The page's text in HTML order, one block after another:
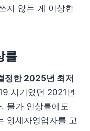
지 않는 게 이상한
률
정한 2025년 최저
시기였던 2021년
물가 인상률에도
영세자영업자를 고